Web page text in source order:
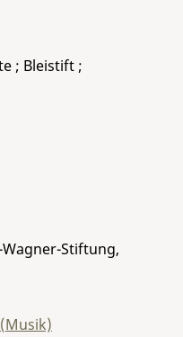
; Bleistift ;
Stiftung,